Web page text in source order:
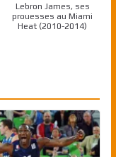
Lebron James, ses
prouesses au Miami
Heat (2010-2014)